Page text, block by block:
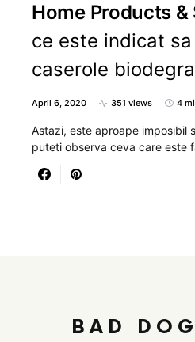
Home Products &
ce este indicat
caserole
April 6, 2020 351 views 4
Astazi, este aproape imposibil
puteti observa ceva care este
BAD